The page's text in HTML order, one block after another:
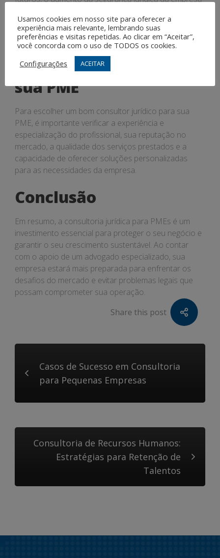
estratégicas.
Como Escolher um Bom
Consultor Jurídico para
sua PME
Para escolher um bom consultor jurídico para sua
PME, é importante verificar a experiência e
especialização do profissional, sua reputação no
mercado, a qualidade dos serviços prestados e a
capacidade de oferecer soluções personalizadas
para as necessidades da empresa.
Conclusão
Em resumo, a consultoria jurídica para PMEs é um
investimento essencial para proteger o seu negócio e
garantir o seu crescimento sustentável. Ao contar
com o apoio de um advogado especializado, sua
empresa estará mais preparada para enfrentar os
desafios do mercado e evitar problemas legais que
possam comprometer sua operação.
Share this post
Casos de Sucesso em Consultoria
para Pequenas Empresas
Consultoria de Recursos Humanos:
Estratégias para Retenção de
Talentos
Usamos cookies em nosso site para oferecer a
experiência mais relevante, lembrando suas
preferências e visitas repetidas. Ao clicar em “Aceitar”,
você concorda com o uso de TODOS os cookies.
Configurações
ACEITAR